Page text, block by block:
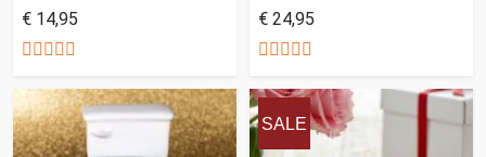
€ 14,95 € 24,95
SALE